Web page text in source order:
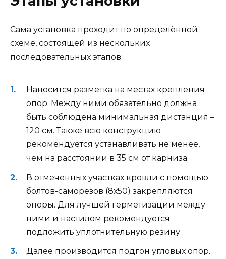
Сама установка проходит по определённой
схеме, состоящей из нескольких
последовательных этапов:
Наносится разметка на местах крепления
опор. Между ними обязательно должна
быть соблюдена минимальная дистанция –
120 см. Также всю конструкцию
рекомендуется устанавливать не менее,
чем на расстоянии в 35 см от карниза.
В отмеченных участках кровли с помощью
болтов-саморезов (8х50) закрепляются
опоры. Для лучшей герметизации между
ними и настилом рекомендуется
подложить уплотнительную резину.
Далее производится подгон угловых опор.